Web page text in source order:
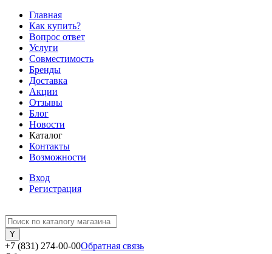
Главная
Как купить?
Вопрос ответ
Услуги
Совместимость
Бренды
Доставка
Акции
Отзывы
Блог
Новости
Каталог
Контакты
Возможности
Вход
Регистрация
+7 (831) 274-00-00Обратная связь